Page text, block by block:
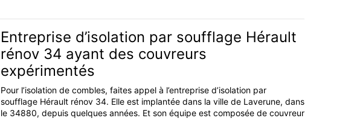
Entreprise d’isolation par soufflage Hérault
rénov 34 ayant des couvreurs
expérimentés
Pour l’isolation de combles, faites appel à l’entreprise d’isolation par
soufflage Hérault rénov 34. Elle est implantée dans la ville de Laverune, dans
le 34880, depuis quelques années. Et son équipe est composée de couvreur